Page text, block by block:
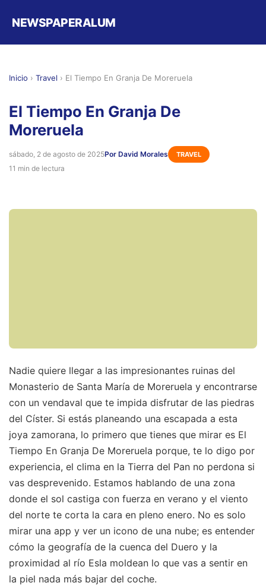
NEWSPAPERALUM
Inicio › Travel › El Tiempo En Granja De Moreruela
El Tiempo En Granja De
Moreruela
sábado, 2 de agosto de 2025Por David Morales TRAVEL
11 min de lectura
Nadie quiere llegar a las impresionantes ruinas del
Monasterio de Santa María de Moreruela y encontrarse
con un vendaval que te impida disfrutar de las piedras
del Císter. Si estás planeando una escapada a esta
joya zamorana, lo primero que tienes que mirar es El
Tiempo En Granja De Moreruela porque, te lo digo por
experiencia, el clima en la Tierra del Pan no perdona si
vas desprevenido. Estamos hablando de una zona
donde el sol castiga con fuerza en verano y el viento
del norte te corta la cara en pleno enero. No es solo
mirar una app y ver un icono de una nube; es entender
cómo la geografía de la cuenca del Duero y la
proximidad al río Esla moldean lo que vas a sentir en
la piel nada más bajar del coche.